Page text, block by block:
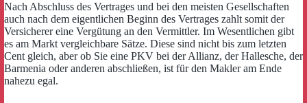
Nach Abschluss des Vertrages und bei den meisten Gesellschaften
auch nach dem eigentlichen Beginn des Vertrages zahlt somit der
Versicherer eine Vergütung an den Vermittler. Im Wesentlichen gibt
es am Markt vergleichbare Sätze. Diese sind nicht bis zum letzten
Cent gleich, aber ob Sie eine PKV bei der Allianz, der Hallesche, der
Barmenia oder anderen abschließen, ist für den Makler am Ende
nahezu egal.